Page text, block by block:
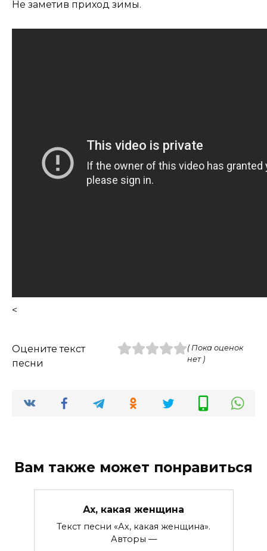
Не заметив приход зимы.
<
Оцените текст
песни
( Пока оценок
нет )
Вам также может понравиться
Ах, какая женщина
Текст песни «Ах, какая женщина».
Авторы —